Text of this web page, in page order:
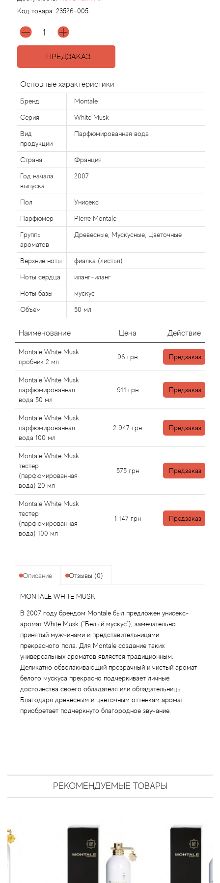
Код товара: 23526-005
ПРЕДЗАКАЗ
Основные характеристики
Бренд Montale
Серия White Musk
Вид
продукции
Парфюмированная вода
Страна Франция
Год начала
выпуска
2007
Пол Унисекс
Парфюмер Pierre Montale
Группы
ароматов
Древесные, Мускусные, Цветочные
Верхние ноты фиалка (листья)
Ноты сердца иланг-иланг
Ноты базы мускус
Объем 50 мл
Наименование Цена Действие
Montale White Musk
пробник 2 мл
96 грн Предзаказ
Montale White Musk
парфюмированная
вода 50 мл
911 грн Предзаказ
Montale White Musk
парфюмированная
вода 100 мл
2 947 грн Предзаказ
Montale White Musk
тестер
(парфюмированная
вода) 20 мл
575 грн Предзаказ
Montale White Musk
тестер
(парфюмированная
вода) 100 мл
1 147 грн Предзаказ
Описание Отзывы (0)
MONTALE WHITE MUSK
В 2007 году брендом Montale был предложен унисекс-
аромат White Musk ("Белый мускус"), замечательно
принятый мужчинами и представительницами
прекрасного пола. Для Montale создание таких
универсальных ароматов является традиционным.
Деликатно обволакивающий прозрачный и чистый аромат
белого мускуса прекрасно подчеркивает личные
достоинства своего обладателя или обладательницы.
Благодаря древесным и цветочным оттенкам аромат
приобретает подчеркнуто благородное звучание.
РЕКОМЕНДУЕМЫЕ ТОВАРЫ
Agonist
Aigner
Ajmal
Al Haramain
Al Jazeera
Alaia Paris
Alexander McQueen
Alexandre Barthet
Alexandre J
Alfred Dunhill
Alyson Oldoini
American Crew
Amouage
Amouroud
Andre L'Arom
Angel Schlesser
Anima Mundi
Anna Sui
Annayake
Antonio Banderas
Antonio Puig
Antonio Visconti
Aquolina
Arabesque Perfumes
Ariana Grande
Armand Basi